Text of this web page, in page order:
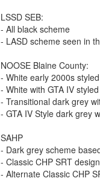
LSSD SEB:
- All black scheme
- LASD scheme seen in
NOOSE Blaine County:
- White early 2000s
- White with GTA IV
- Transitional dark grey
- GTA IV Style dark grey
SAHP
- Dark grey scheme
- Classic CHP SRT
- Alternate Classic CHP